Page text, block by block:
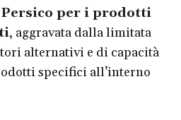
per i prodotti
, aggravata dalla limitata
alternativi e di capacità
specifici all’interno